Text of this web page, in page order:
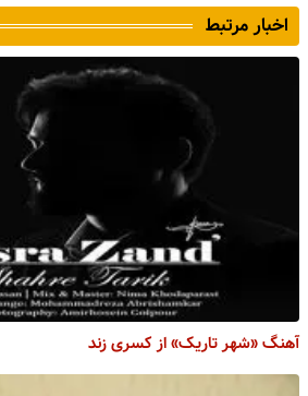
اخبار مرتبط
آهنگ «شهر تاریک» از کسری زند